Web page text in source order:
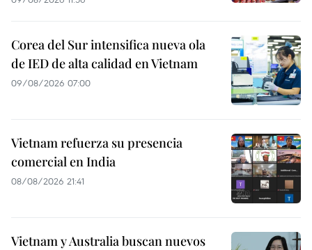
Corea del Sur intensifica nueva ola
de IED de alta calidad en Vietnam
09/08/2026 07:00
Vietnam refuerza su presencia
comercial en India
08/08/2026 21:41
Vietnam y Australia buscan nuevos